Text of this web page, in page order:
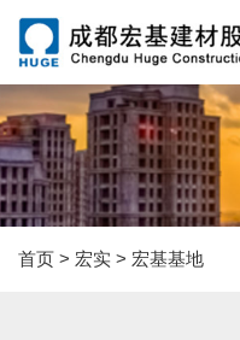
首页 > 宏实 > 宏基基地